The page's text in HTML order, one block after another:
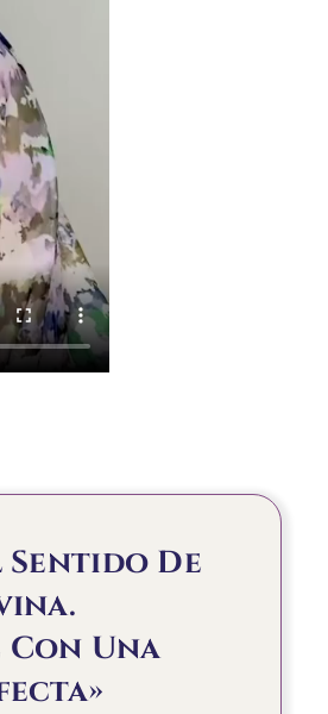
Sentido De
Una